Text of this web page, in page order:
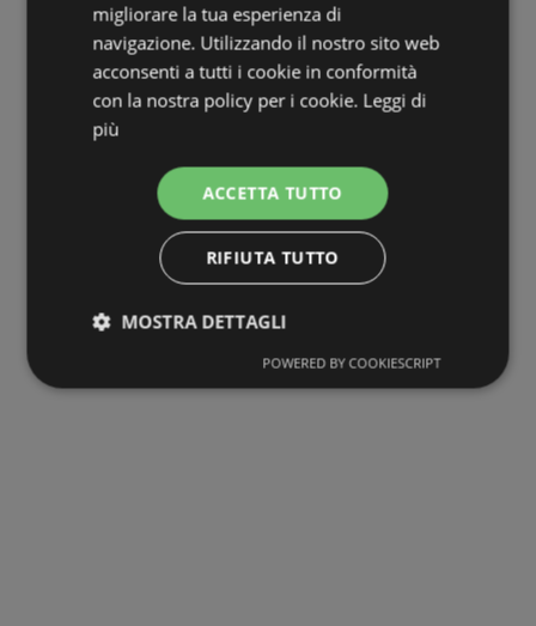
migliorare la tua esperienza di
navigazione. Utilizzando il nostro sito web
acconsenti a tutti i cookie in conformità
con la nostra policy per i cookie. Leggi di
più
ACCETTA TUTTO
RIFIUTA TUTTO
MOSTRA DETTAGLI
POWERED BY COOKIESCRIPT